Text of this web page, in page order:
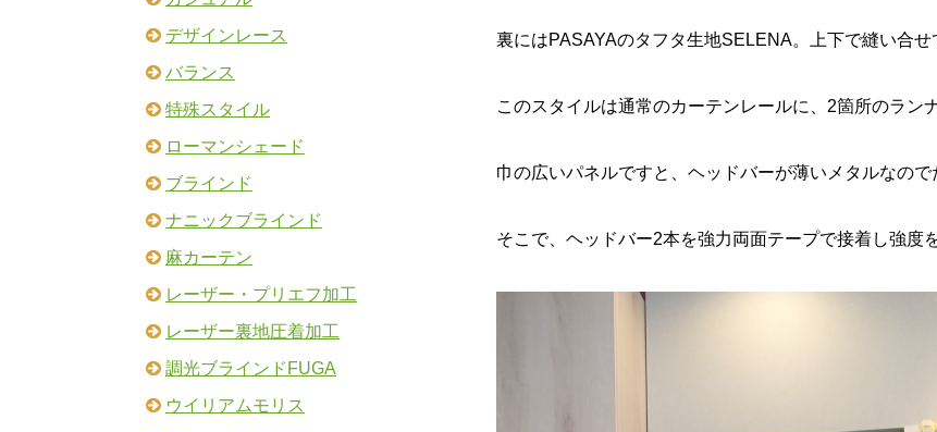
裏にはPASAYAのタフタ生地SELENA。上下で縫い合せ
このスタイルは通常のカーテンレールに、2箇所のラン
巾の広いパネルですと、ヘッドバーが薄いメタルなので
そこで、ヘッドバー2本を強力両面テープで接着し強度
デザインレース
バランス
特殊スタイル
ローマンシェード
ブラインド
ナニックブラインド
麻カーテン
レーザー・プリエフ加工
レーザー裏地圧着加工
調光ブラインドFUGA
ウイリアムモリス